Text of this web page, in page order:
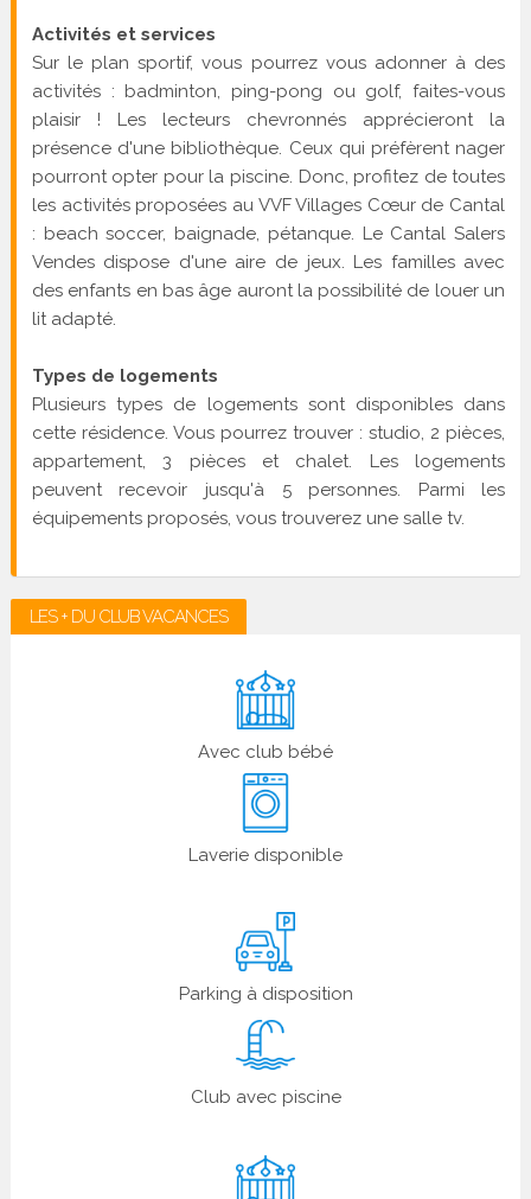
Activités et services
Sur le plan sportif, vous pourrez vous adonner à des
activités : badminton, ping-pong ou golf, faites-vous
plaisir ! Les lecteurs chevronnés apprécieront la
présence d'une bibliothèque. Ceux qui préfèrent nager
pourront opter pour la piscine. Donc, profitez de toutes
les activités proposées au VVF Villages Cœur de Cantal
: beach soccer, baignade, pétanque. Le Cantal Salers
Vendes dispose d'une aire de jeux. Les familles avec
des enfants en bas âge auront la possibilité de louer un
lit adapté.
Types de logements
Plusieurs types de logements sont disponibles dans
cette résidence. Vous pourrez trouver : studio, 2 pièces,
appartement, 3 pièces et chalet. Les logements
peuvent recevoir jusqu'à 5 personnes. Parmi les
équipements proposés, vous trouverez une salle tv.
LES + DU CLUB VACANCES
Avec club bébé
Laverie disponible
Parking à disposition
Club avec piscine